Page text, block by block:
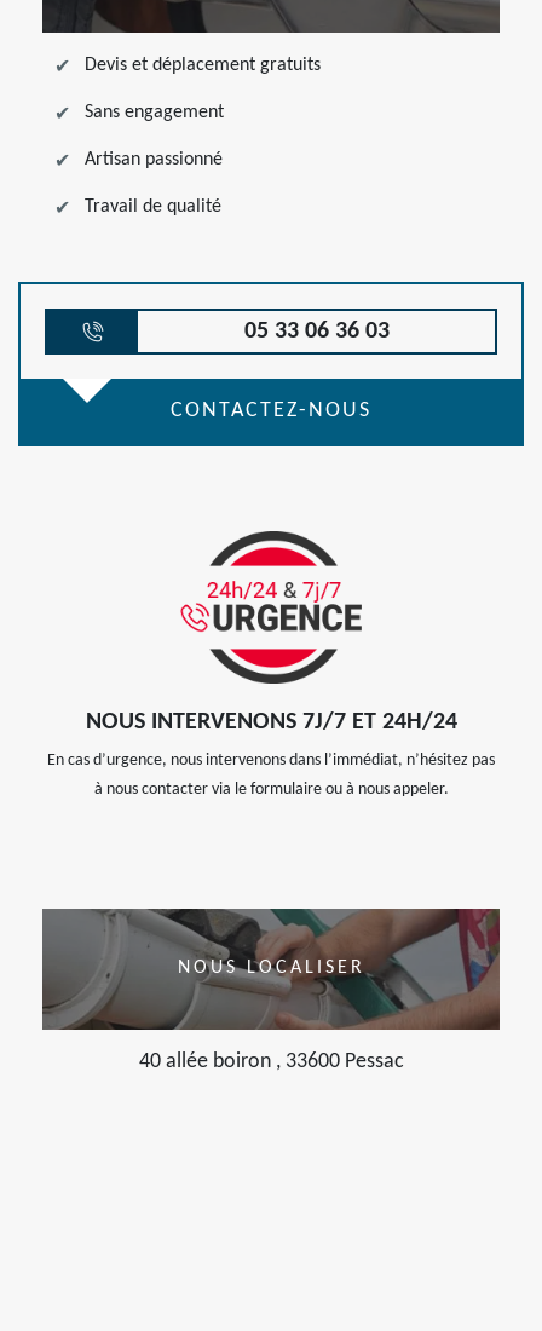
Devis et déplacement gratuits
Sans engagement
Artisan passionné
Travail de qualité
05 33 06 36 03
CONTACTEZ-NOUS
NOUS INTERVENONS 7J/7 ET 24H/24
En cas d’urgence, nous intervenons dans l’immédiat, n’hésitez pas
à nous contacter via le formulaire ou à nous appeler.
NOUS LOCALISER
40 allée boiron , 33600 Pessac